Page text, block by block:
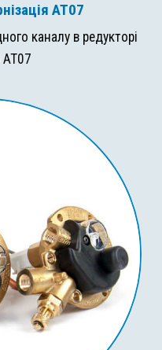
AT07
каналу в редукторі